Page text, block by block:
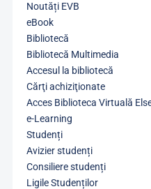
Noutăți EVB
eBook
Bibliotecă
Bibliotecă Multimedia
Accesul la bibliotecă
Cărţi achiziţionate
Acces Biblioteca Virtuală
e-Learning
Studenți
Avizier studenți
Consiliere studenți
Ligile Studenților